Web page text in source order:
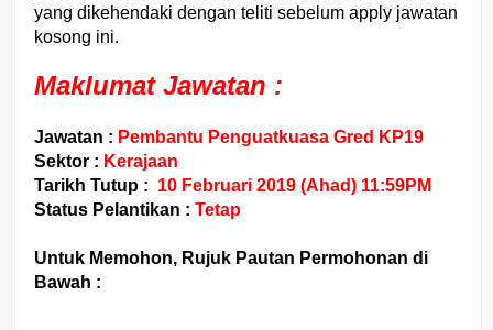
yang dikehendaki dengan teliti sebelum apply jawatan
kosong ini.
Maklumat Jawatan :
Jawatan : Pembantu Penguatkuasa Gred KP19
Sektor : Kerajaan
Tarikh Tutup : 10 Februari 2019 (Ahad) 11:59PM
Status Pelantikan : Tetap
Untuk Memohon, Rujuk Pautan Permohonan di
Bawah :